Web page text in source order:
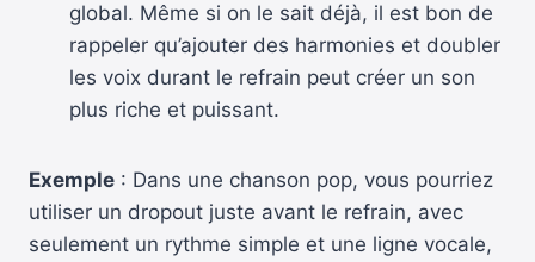
global. Même si on le sait déjà, il est bon de
rappeler qu’ajouter des harmonies et doubler
les voix durant le refrain peut créer un son
plus riche et puissant.
Exemple : Dans une chanson pop, vous pourriez
utiliser un dropout juste avant le refrain, avec
seulement un rythme simple et une ligne vocale,